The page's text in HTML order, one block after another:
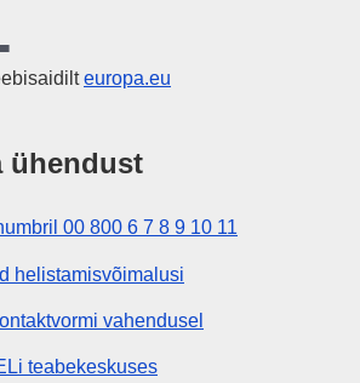
europa.eu
ühendust
00 800 6 7 8 9 10 11
helistamisvõimalusi
vahendusel
teabekeskuses